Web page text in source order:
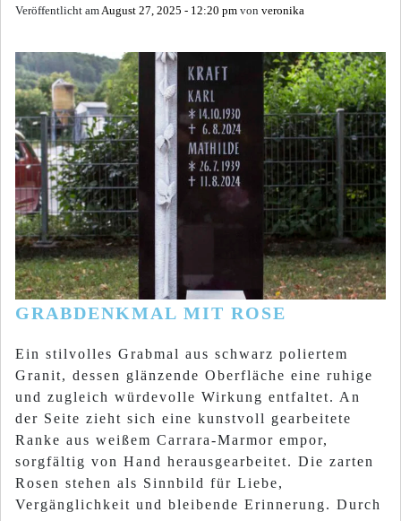
Veröffentlicht amAugust 27, 2025 - 12:20 pm von veronika
GRABDENKMAL MIT ROSE
Ein stilvolles Grabmal aus schwarz poliertem
Granit, dessen glänzende Oberfläche eine ruhige
und zugleich würdevolle Wirkung entfaltet. An
der Seite zieht sich eine kunstvoll gearbeitete
Ranke aus weißem Carrara-Marmor empor,
sorgfältig von Hand herausgearbeitet. Die zarten
Rosen stehen als Sinnbild für Liebe,
Vergänglichkeit und bleibende Erinnerung. Durch